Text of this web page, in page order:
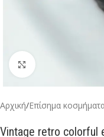
Click to enlarge
Αρχική/Επίσημα
Vintage retro colorful